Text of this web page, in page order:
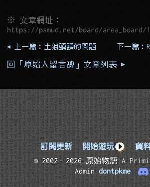
※ 文章網址：
https://psmud.net/board/area_board/
◂ 上一篇：土狼頭頭的問題 下一篇：
回「原始人留言碑」文章列表 ▸
訂閱更新 · 開始遊玩 · 資
© 2002–2026 原始物語A
Admin dontpkme